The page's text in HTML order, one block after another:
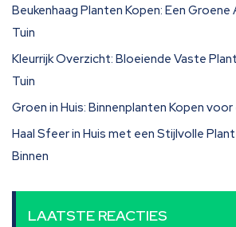
Beukenhaag Planten Kopen: Een
Tuin
Kleurrijk Overzicht: Bloeiende Vaste
Tuin
Groen in Huis: Binnenplanten Kopen
Haal Sfeer in Huis met een Stijlvolle
Binnen
LAATSTE REACTIES